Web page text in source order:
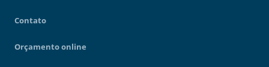
Contato
Orçamento online